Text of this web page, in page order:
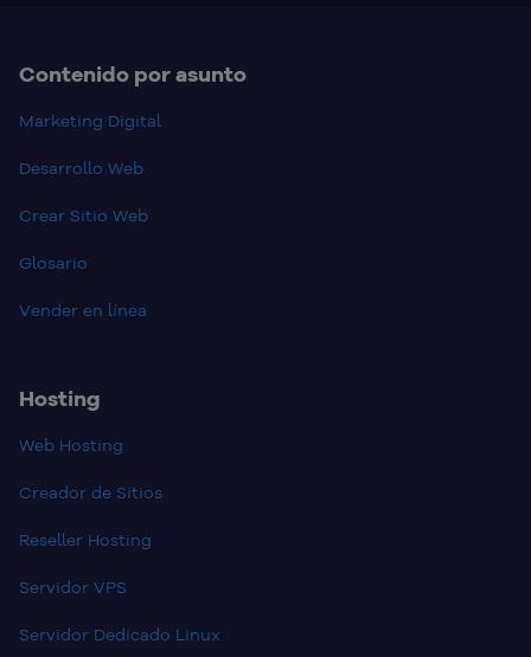
Contenido por asunto
Marketing Digital
Desarrollo Web
Crear Sitio Web
Glosario
Vender en línea
Hosting
Web Hosting
Creador de Sitios
Reseller Hosting
Servidor VPS
Servidor Dedicado Linux